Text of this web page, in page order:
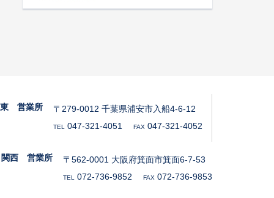
営業所 〒279-0012 千葉県浦安市入船4-6-12
TEL 047-321-4051 FAX 047-321-4052
関西 営業所 〒562-0001 大阪府箕面市箕面6-7-53
TEL 072-736-9852 FAX 072-736-9853